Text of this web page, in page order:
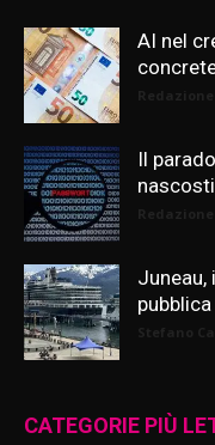
AI nel
Il
Juneau,
CATEGORIE PIÙ